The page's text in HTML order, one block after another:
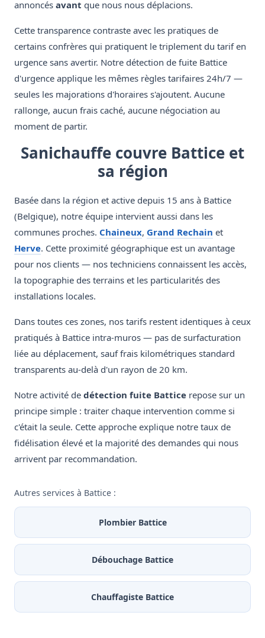
annoncés avant que nous nous déplacions.
Cette transparence contraste avec les pratiques de
certains confrères qui pratiquent le triplement du tarif en
urgence sans avertir. Notre détection de fuite Battice
d'urgence applique les mêmes règles tarifaires 24h/7 —
seules les majorations d'horaires s'ajoutent. Aucune
rallonge, aucun frais caché, aucune négociation au
moment de partir.
Sanichauffe couvre Battice et
sa région
Basée dans la région et active depuis 15 ans à Battice
(Belgique), notre équipe intervient aussi dans les
communes proches. Chaineux, Grand Rechain et
Herve. Cette proximité géographique est un avantage
pour nos clients — nos techniciens connaissent les accès,
la topographie des terrains et les particularités des
installations locales.
Dans toutes ces zones, nos tarifs restent identiques à ceux
pratiqués à Battice intra-muros — pas de surfacturation
liée au déplacement, sauf frais kilométriques standard
transparents au-delà d'un rayon de 20 km.
Notre activité de détection fuite Battice repose sur un
principe simple : traiter chaque intervention comme si
c'était la seule. Cette approche explique notre taux de
fidélisation élevé et la majorité des demandes qui nous
arrivent par recommandation.
Autres services à Battice :
Plombier Battice
Débouchage Battice
Chauffagiste Battice